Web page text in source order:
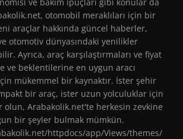
otomobil meraklıları için bir
araçlar hakkında güncel haberler,
otomotiv dünyasındaki yenilikler
Ayrıca, araç karşılaştırmaları ve fiyat
ve beklentilerine en uygun aracı
mükemmel bir kaynaktır. İster şehir
bir araç, ister uzun yolculuklar için
olun, Arabakolik.net'te herkesin zevkine
bir şeyler bulmak mümkün.
httpdocs/app/Views/themes/